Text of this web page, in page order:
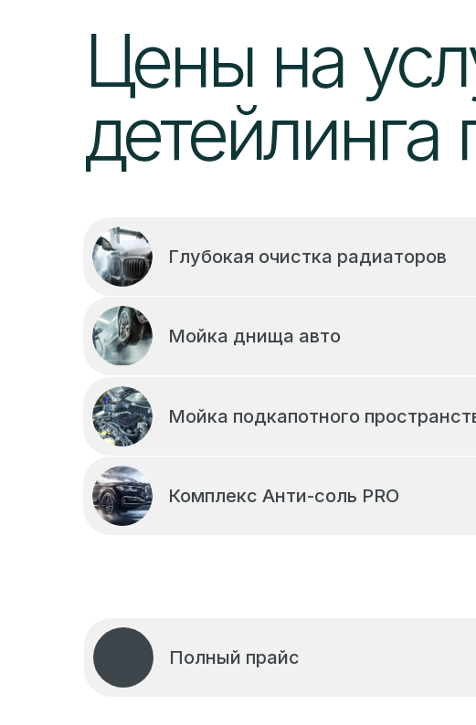
Цены на
детейлинга
Полный прайс
Комплекс Анти-соль PRO
Мойка подкапотного
Мойка днища авто
Глубокая очистка радиаторов